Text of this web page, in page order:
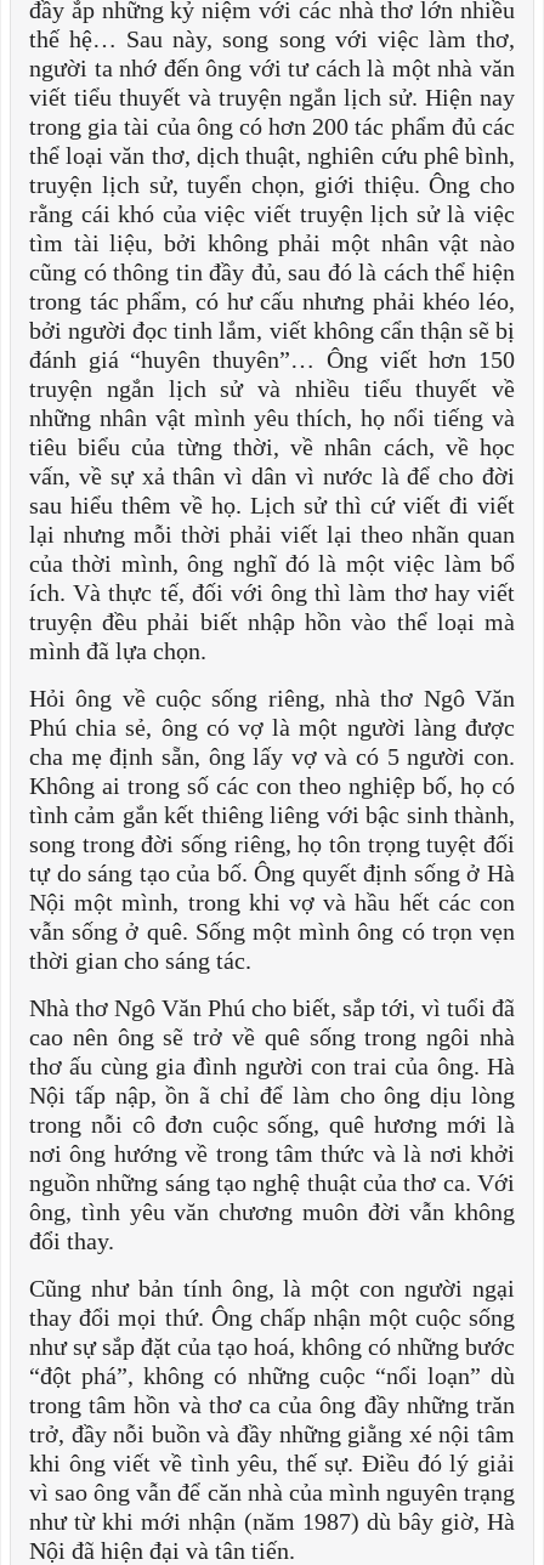
đầy ắp những kỷ niệm với các nhà thơ lớn nhiều
thế hệ… Sau này, song song với việc làm thơ,
người ta nhớ đến ông với tư cách là một nhà văn
viết tiểu thuyết và truyện ngắn lịch sử. Hiện nay
trong gia tài của ông có hơn 200 tác phẩm đủ các
thể loại văn thơ, dịch thuật, nghiên cứu phê bình,
truyện lịch sử, tuyển chọn, giới thiệu. Ông cho
rằng cái khó của việc viết truyện lịch sử là việc
tìm tài liệu, bởi không phải một nhân vật nào
cũng có thông tin đầy đủ, sau đó là cách thể hiện
trong tác phẩm, có hư cấu nhưng phải khéo léo,
bởi người đọc tinh lắm, viết không cẩn thận sẽ bị
đánh giá “huyên thuyên”… Ông viết hơn 150
truyện ngắn lịch sử và nhiều tiểu thuyết về
những nhân vật mình yêu thích, họ nổi tiếng và
tiêu biểu của từng thời, về nhân cách, về học
vấn, về sự xả thân vì dân vì nước là để cho đời
sau hiểu thêm về họ. Lịch sử thì cứ viết đi viết
lại nhưng mỗi thời phải viết lại theo nhãn quan
của thời mình, ông nghĩ đó là một việc làm bổ
ích. Và thực tế, đối với ông thì làm thơ hay viết
truyện đều phải biết nhập hồn vào thể loại mà
mình đã lựa chọn.
Hỏi ông về cuộc sống riêng, nhà thơ Ngô Văn
Phú chia sẻ, ông có vợ là một người làng được
cha mẹ định sẵn, ông lấy vợ và có 5 người con.
Không ai trong số các con theo nghiệp bố, họ có
tình cảm gắn kết thiêng liêng với bậc sinh thành,
song trong đời sống riêng, họ tôn trọng tuyệt đối
tự do sáng tạo của bố. Ông quyết định sống ở Hà
Nội một mình, trong khi vợ và hầu hết các con
vẫn sống ở quê. Sống một mình ông có trọn vẹn
thời gian cho sáng tác.
Nhà thơ Ngô Văn Phú cho biết, sắp tới, vì tuổi đã
cao nên ông sẽ trở về quê sống trong ngôi nhà
thơ ấu cùng gia đình người con trai của ông. Hà
Nội tấp nập, ồn ã chỉ để làm cho ông dịu lòng
trong nỗi cô đơn cuộc sống, quê hương mới là
nơi ông hướng về trong tâm thức và là nơi khởi
nguồn những sáng tạo nghệ thuật của thơ ca. Với
ông, tình yêu văn chương muôn đời vẫn không
đổi thay.
Cũng như bản tính ông, là một con người ngại
thay đổi mọi thứ. Ông chấp nhận một cuộc sống
như sự sắp đặt của tạo hoá, không có những bước
“đột phá”, không có những cuộc “nổi loạn” dù
trong tâm hồn và thơ ca của ông đầy những trăn
trở, đầy nỗi buồn và đầy những giằng xé nội tâm
khi ông viết về tình yêu, thế sự. Điều đó lý giải
vì sao ông vẫn để căn nhà của mình nguyên trạng
như từ khi mới nhận (năm 1987) dù bây giờ, Hà
Nội đã hiện đại và tân tiến.